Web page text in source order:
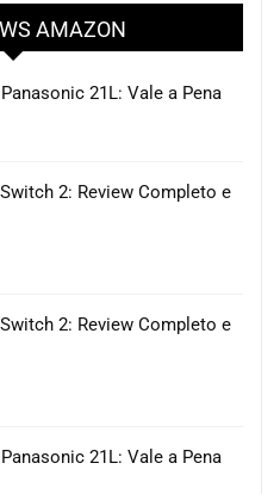
AMAZON
21L: Vale a Pena
2: Review Completo e
2: Review Completo e
21L: Vale a Pena